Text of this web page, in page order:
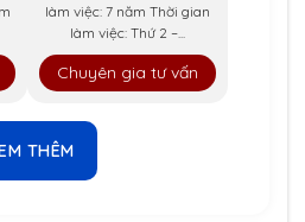
làm việc: 7 năm Thời gian
làm việc: Thứ 2 –...
Chuyên gia tư vấn
THÊM